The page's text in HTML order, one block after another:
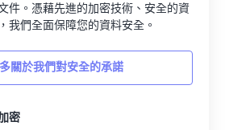
件。憑藉先進的加密技術、安全的資
我們全面保障您的資料安全。
關於我們對安全的承諾
密